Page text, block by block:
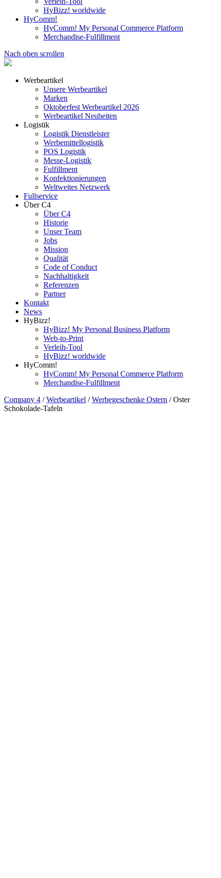
HyBizz! worldwide
HyComm!
HyComm! My Personal Commerce Platform
Merchandise-Fulfillment
Nach oben scrollen
Werbeartikel
Unsere Werbeartikel
Marken
Oktoberfest Werbeartikel 2026
Werbeartikel Neuheiten
Logistik
Logistik Dienstleister
Werbemittellogistik
POS Logistik
Messe-Logistik
Fulfillment
Konfektionierungen
Weltweites Netzwerk
Fullservice
Über C4
Über C4
Historie
Unser Team
Jobs
Mission
Qualität
Code of Conduct
Nachhaltigkeit
Referenzen
Partner
Kontakt
News
HyBizz!
HyBizz! My Personal Business Platform
Web-to-Print
Verleih-Tool
HyBizz! worldwide
HyComm!
HyComm! My Personal Commerce Platform
Merchandise-Fulfillment
Company 4 / Werbeartikel / Werbegeschenke Ostern / Oster
Schokolade-Tafeln